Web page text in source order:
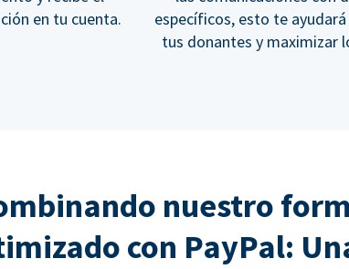
en tu cuenta.
específicos, esto te ayudará
tus donantes y maximizar
nuestro
con PayPal: